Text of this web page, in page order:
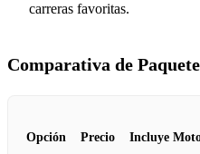
carreras favoritas.
Comparativa de
Opción Precio Incluye